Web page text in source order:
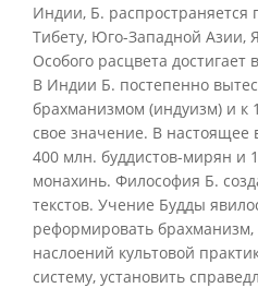
Индии, Б.
Тибету, Юго-Западной Азии,
Особого расцвета достигает
В Индии Б. постепенно
брахманизмом (индуизм) и к
свое значение. В настоящее
400 млн. буддистов-мирян и
монахинь. Философия Б.
текстов. Учение Будды
реформировать брахманизм,
наслоений культовой
систему, установить